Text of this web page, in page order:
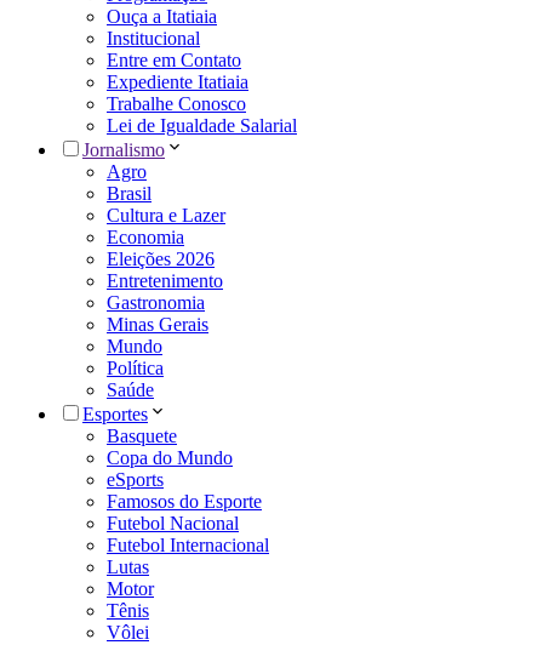
Ouça a Itatiaia
Institucional
Entre em Contato
Expediente Itatiaia
Trabalhe Conosco
Lei de Igualdade Salarial
Jornalismo
Agro
Brasil
Cultura e Lazer
Economia
Eleições 2026
Entretenimento
Gastronomia
Minas Gerais
Mundo
Política
Saúde
Esportes
Basquete
Copa do Mundo
eSports
Famosos do Esporte
Futebol Nacional
Futebol Internacional
Lutas
Motor
Tênis
Vôlei